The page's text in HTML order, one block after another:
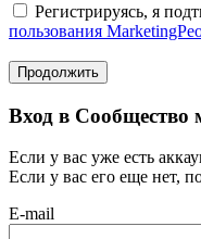
Регистрируясь, я
пользования
Продолжить
Вход в Сообщество
Если у вас уже есть
Если у вас его еще нет,
E-mail